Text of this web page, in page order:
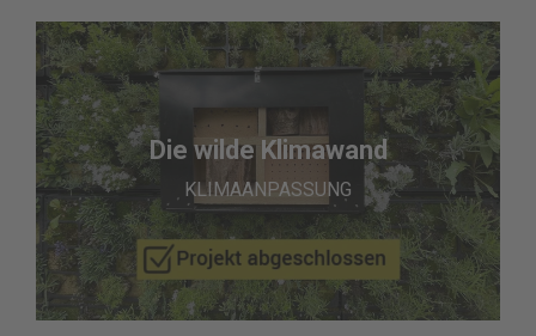
Die wilde Klimawand
KLIMAANPASSUNG